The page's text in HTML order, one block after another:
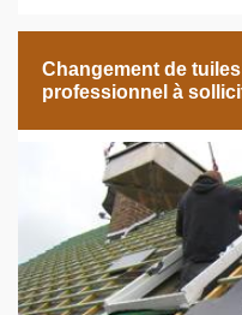
Changement de
professionnel à